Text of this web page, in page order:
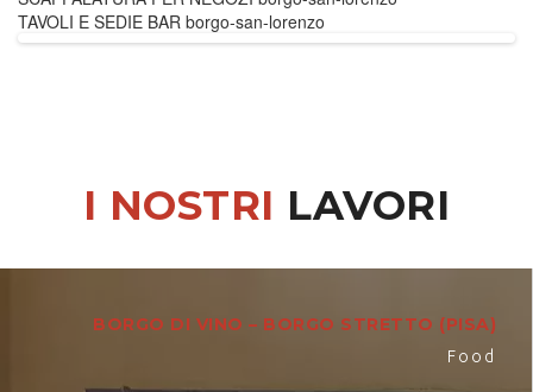
TAVOLI E SEDIE BAR borgo-san-lorenzo
I NOSTRI LAVORI
BORGO DI VINO – BORGO STRETTO (PISA)
Food